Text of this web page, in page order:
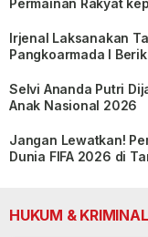
Irjenal Laksanakan
Pangkoarmada I
Selvi Ananda Putri
Anak Nasional 2026
Jangan Lewatkan!
Dunia FIFA 2026 di
HUKUM & KRIMINAL